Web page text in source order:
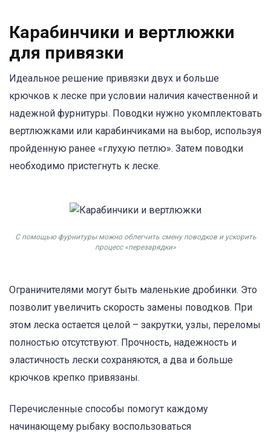
Карабинчики и вертлюжки
для привязки
Идеальное решение привязки двух и больше
крючков к леске при условии наличия качественной и
надежной фурнитуры. Поводки нужно укомплектовать
вертлюжками или карабинчиками на выбор, используя
пройденную ранее «глухую петлю». Затем поводки
необходимо пристегнуть к леске.
С помощью фурнитуры можно облегчить смену поводков и ускорить
процесс «перезарядки»
Ограничителями могут быть маленькие дробинки. Это
позволит увеличить скорость замены поводков. При
этом леска остается целой – закрутки, узлы, переломы
полностью отсутствуют. Прочность, надежность и
эластичность лески сохраняются, а два и больше
крючков крепко привязаны.
Перечисленные способы помогут каждому
начинающему рыбаку воспользоваться